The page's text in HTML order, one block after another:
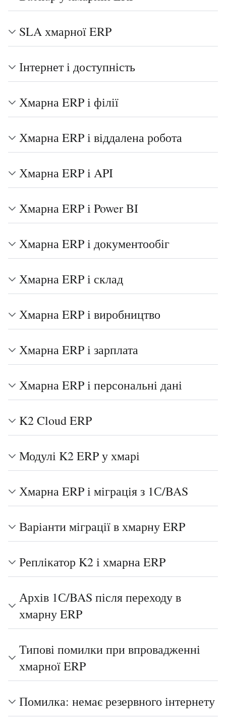
SLA хмарної ERP
Інтернет і доступність
Хмарна ERP і філії
Хмарна ERP і віддалена робота
Хмарна ERP і API
Хмарна ERP і Power BI
Хмарна ERP і документообіг
Хмарна ERP і склад
Хмарна ERP і виробництво
Хмарна ERP і зарплата
Хмарна ERP і персональні дані
K2 Cloud ERP
Модулі K2 ERP у хмарі
Хмарна ERP і міграція з 1С/BAS
Варіанти міграції в хмарну ERP
Реплікатор K2 і хмарна ERP
Архів 1С/BAS після переходу в
хмарну ERP
Типові помилки при впровадженні
хмарної ERP
Помилка: немає резервного інтернету